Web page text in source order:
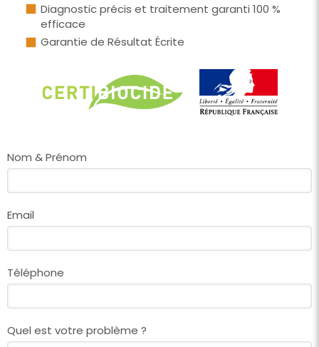
Diagnostic précis et traitement garanti 100 %
efficace
Garantie de Résultat Écrite
Nom & Prénom
Email
Téléphone
Quel est votre problème ?